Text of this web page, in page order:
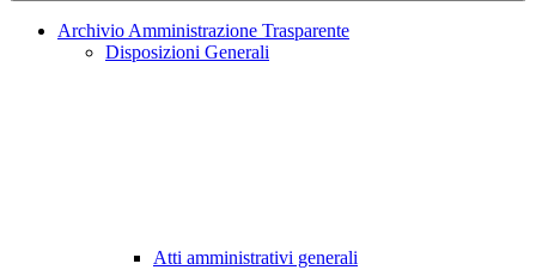
Archivio Amministrazione Trasparente
Disposizioni Generali
Atti amministrativi generali